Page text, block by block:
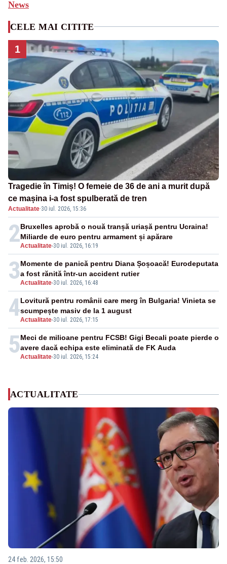
News
CELE MAI CITITE
1
Tragedie în Timiș! O femeie de 36 de ani a murit după
ce mașina i-a fost spulberată de tren
Actualitate·30 iul. 2026, 15:36
2Actualitate-30 iul. 2026, 16:19
Bruxelles aprobă o nouă tranșă uriașă pentru Ucraina!
Miliarde de euro pentru armament și apărare
3Actualitate-30 iul. 2026, 16:48
Momente de panică pentru Diana Șoșoacă! Eurodeputata
a fost rănită într-un accident rutier
4Actualitate-30 iul. 2026, 17:15
Lovitură pentru românii care merg în Bulgaria! Vinieta se
scumpește masiv de la 1 august
5Actualitate-30 iul. 2026, 15:24
Meci de milioane pentru FCSB! Gigi Becali poate pierde o
avere dacă echipa este eliminată de FK Auda
ACTUALITATE
24 feb. 2026, 15:50